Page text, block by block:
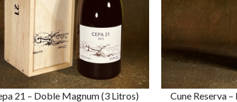
21 – Doble Magnum (3 Litros)
Cune Reserva